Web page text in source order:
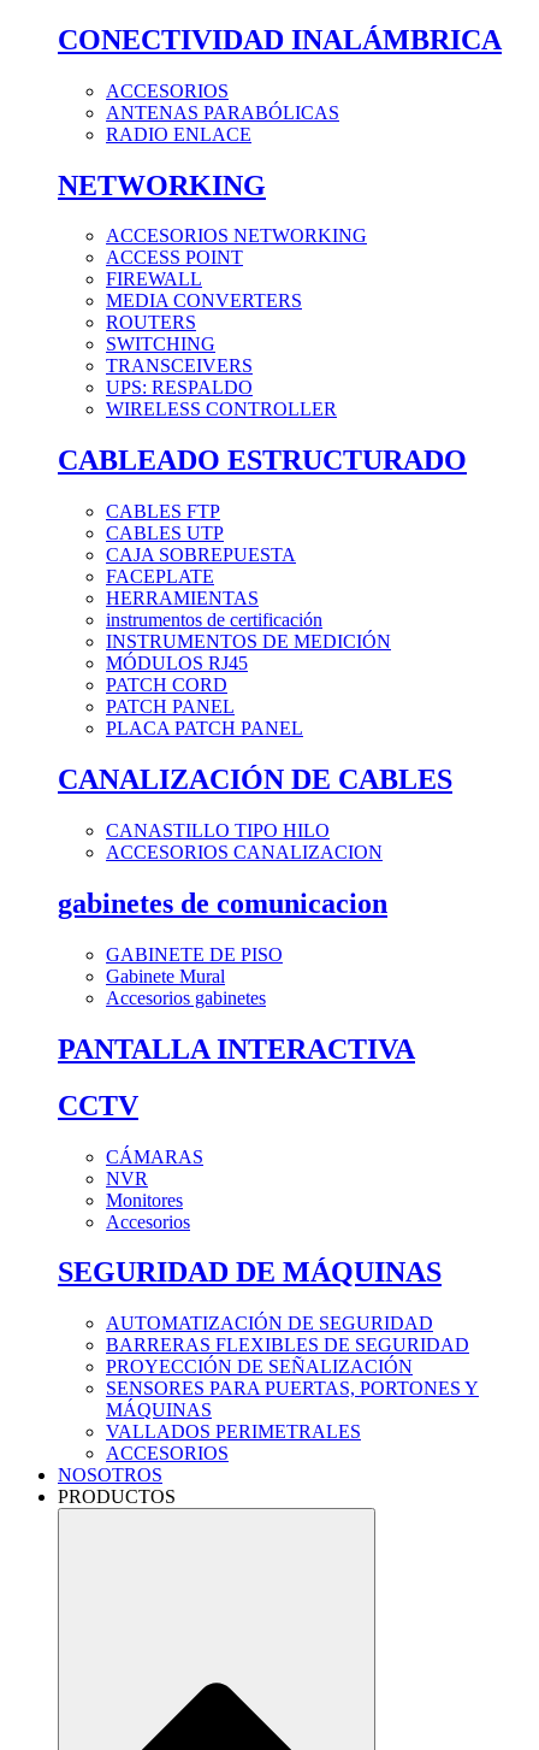
CONECTIVIDAD INALÁMBRICA
ACCESORIOS
ANTENAS PARABÓLICAS
RADIO ENLACE
NETWORKING
ACCESORIOS NETWORKING
ACCESS POINT
FIREWALL
MEDIA CONVERTERS
ROUTERS
SWITCHING
TRANSCEIVERS
UPS: RESPALDO
WIRELESS CONTROLLER
CABLEADO ESTRUCTURADO
CABLES FTP
CABLES UTP
CAJA SOBREPUESTA
FACEPLATE
HERRAMIENTAS
instrumentos de certificación
INSTRUMENTOS DE MEDICIÓN
MÓDULOS RJ45
PATCH CORD
PATCH PANEL
PLACA PATCH PANEL
CANALIZACIÓN DE CABLES
CANASTILLO TIPO HILO
ACCESORIOS CANALIZACION
gabinetes de comunicacion
GABINETE DE PISO
Gabinete Mural
Accesorios gabinetes
PANTALLA INTERACTIVA
CCTV
CÁMARAS
NVR
Monitores
Accesorios
SEGURIDAD DE MÁQUINAS
AUTOMATIZACIÓN DE SEGURIDAD
BARRERAS FLEXIBLES DE SEGURIDAD
PROYECCIÓN DE SEÑALIZACIÓN
SENSORES PARA PUERTAS, PORTONES Y
MÁQUINAS
VALLADOS PERIMETRALES
ACCESORIOS
NOSOTROS
PRODUCTOS